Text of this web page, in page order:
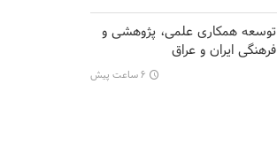
توسعه همکاری‌ علمی، پژوهشی و
فرهنگی ایران و عراق
۶ ساعت پیش